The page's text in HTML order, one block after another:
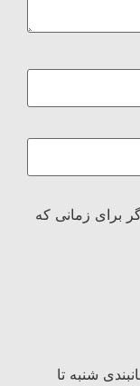
برای زمانی که
شنبه تا